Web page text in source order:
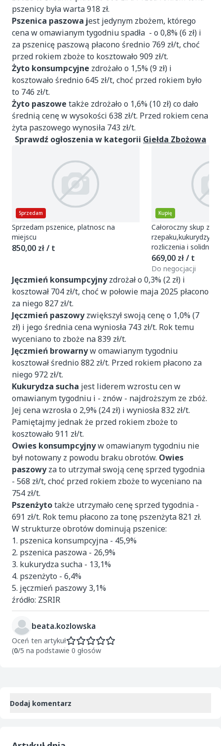
pszenicy była warta 918 zł.
Pszenica paszowa jest jedynym zbożem, którego
cena w omawianym tygodniu spadła - o 0,8% (6 zł) i
za pszenicę paszową płacono średnio 769 zł/t, choć
przed rokiem zboże to kosztowało 909 zł/t.
Żyto konsumpcyjne zdrożało o 1,5% (9 zł) i
kosztowało średnio 645 zł/t, choć przed rokiem było
to 746 zł/t.
Żyto paszowe także zdrożało o 1,6% (10 zł) co dało
średnią cenę w wysokości 638 zł/t. Przed rokiem cena
żyta paszowego wynosiła 743 zł/t.
Sprawdź ogłoszenia w kategorii Giełda Zbożowa
Sprzedam
Sprzedam pszenice, platnosc na
miejscu
850,00 zł / t
Kupię
Całoroczny skup
rzepaku,kukurydzy.
rozliczenia i
669,00 zł / t
Do negocjacji
Jęczmień konsumpcyjnyzdrożał o 0,3% (2 zł) i
kosztował 704 zł/t, choć w połowie maja 2025 płacono
za niego 827 zł/t.
Jęczmień paszowyzwiększył swoją cenę o 1,0% (7
zł) i jego średnia cena wyniosła 743 zł/t. Rok temu
wyceniano to zboże na 839 zł/t.
Jęczmień browarnyw omawianym tygodniu
kosztował średnio 882 zł/t. Przed rokiem płacono za
niego 972 zł/t.
Kukurydza sucha jest liderem wzrostu cen w
omawianym tygodniu i - znów - najdroższym ze zbóż.
Jej cena wzrosła o 2,9% (24 zł) i wyniosła 832 zł/t.
Pamiętajmy jednak że przed rokiem zboże to
kosztowało 911 zł/t.
Owies konsumpcyjnyw omawianym tygodniu nie
był notowany z powodu braku obrotów. Owies
paszowyza to utrzymał swoją cenę sprzed tygodnia
- 568 zł/t, choć przed rokiem zboże to wyceniano na
754 zł/t.
Pszenżytotakże utrzymało cenę sprzed tygodnia -
691 zł/t. Rok temu płacono za tonę pszenżyta 821 zł.
W strukturze obrotów dominują pszenice:
1. pszenica konsumpcyjna - 45,9%
2. pszenica paszowa - 26,9%
3. kukurydza sucha - 13,1%
4. pszenżyto - 6,4%
5. jęczmień paszowy 3,1%
źródło: ZSRIR
beata.kozlowska
Oceń ten artykuł
(0/5 na podstawie 0 głosów
Dodaj komentarz